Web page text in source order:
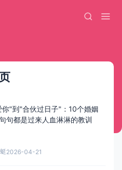
你"到"合伙过日子"：10个婚姻
句都是过来人血淋淋的教训
2026-04-21